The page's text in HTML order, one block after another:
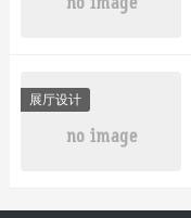
展厅设计